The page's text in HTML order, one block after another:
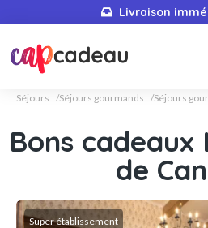
Livraison
Séjours Séjours gourmands Séjours
Bons cadeaux
de
Super établissement